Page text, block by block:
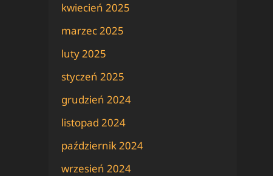
kwiecień 2025
marzec 2025
luty 2025
styczeń 2025
grudzień 2024
listopad 2024
październik 2024
wrzesień 2024